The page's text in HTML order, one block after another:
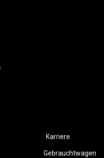
Karriere
Gebrauchtwagen